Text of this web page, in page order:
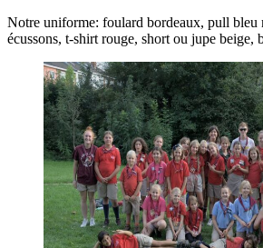
Notre uniforme: foulard bordeaux, pull bleu
écussons, t-shirt rouge, short ou jupe beige,